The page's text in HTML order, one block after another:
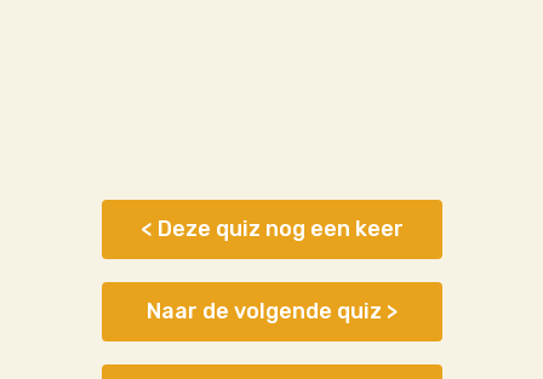
< Deze quiz nog een keer
Naar de volgende quiz >